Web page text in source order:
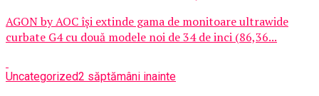
AGON by AOC își extinde gama de monitoare ultrawide
curbate G4 cu două modele noi de 34 de inci (86,36...
Uncategorized2 săptămâni inainte